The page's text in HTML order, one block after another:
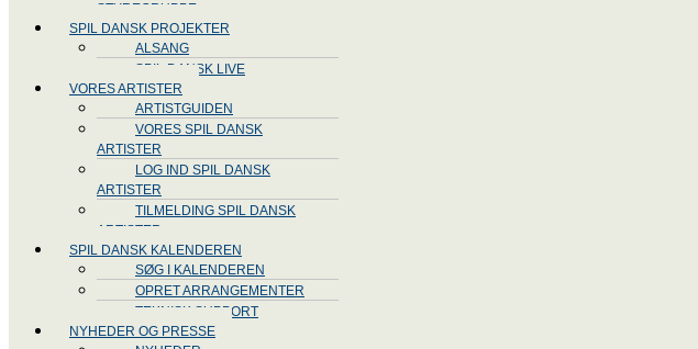
STYREGRUPPE
SPIL DANSK PROJEKTER
ALSANG
SPIL DANSK LIVE
VORES ARTISTER
ARTISTGUIDEN
VORES SPIL DANSK
ARTISTER
LOG IND SPIL DANSK
ARTISTER
TILMELDING SPIL DANSK
ARTISTER
SPIL DANSK KALENDEREN
SØG I KALENDEREN
OPRET ARRANGEMENTER
TEKNISK SUPPORT
NYHEDER OG PRESSE